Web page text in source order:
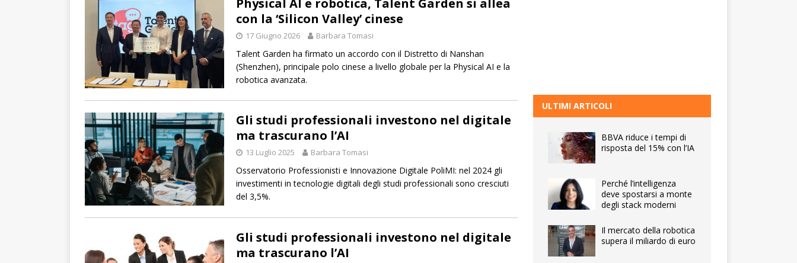
Physical AI e robotica, Talent Garden si allea
con la ‘Silicon Valley’ cinese
17 Giugno 2026 Barbara Tomasi
Talent Garden ha firmato un accordo con il Distretto di Nanshan
(Shenzhen), principale polo cinese a livello globale per la Physical AI e la
robotica avanzata.
Gli studi professionali investono nel digitale
ma trascurano l’AI
13 Luglio 2025 Barbara Tomasi
Osservatorio Professionisti e Innovazione Digitale PoliMI: nel 2024 gli
investimenti in tecnologie digitali degli studi professionali sono cresciuti
del 3,5%.
Gli studi professionali investono nel digitale
ma trascurano l’AI
ULTIMI ARTICOLI
BBVA riduce i tempi di
risposta del 15% con l’IA
Perché l’intelligenza
deve spostarsi a monte
degli stack moderni
Il mercato della robotica
supera il miliardo di euro